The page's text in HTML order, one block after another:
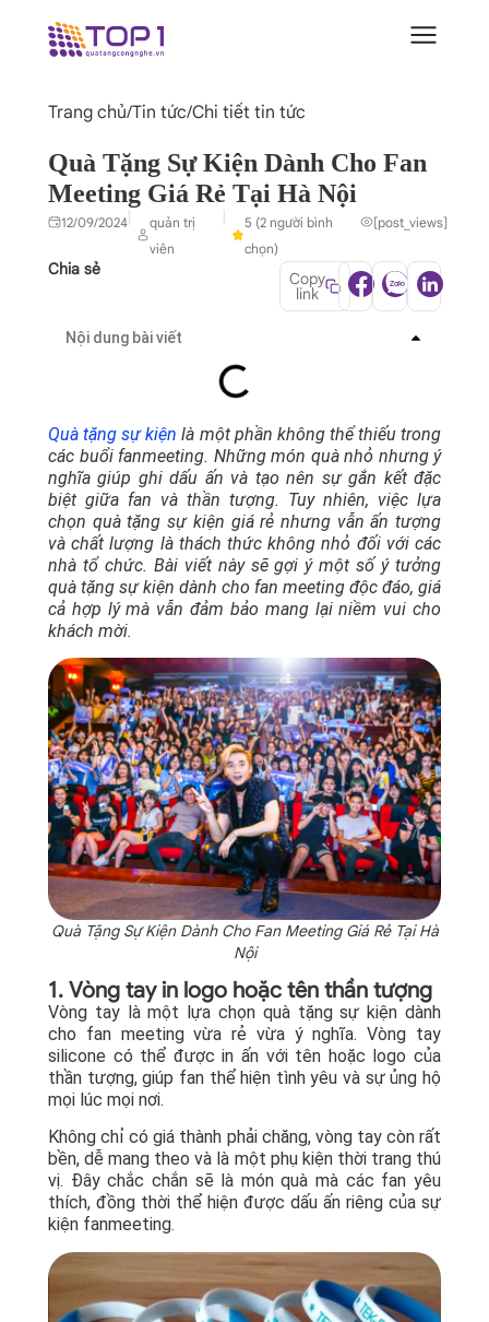
Trang chủ/Tin tức/Chi tiết tin tức
Quà Tặng Sự Kiện Dành Cho Fan
Meeting Giá Rẻ Tại Hà Nội
12/09/2024|
quản trị
viên
|
5 (2 người bình
chọn)
[post_views]
Chia sẻ Copy
link
Nội dung bài viết
Quà tặng sự kiện là một phần không thể thiếu trong
các buổi fanmeeting. Những món quà nhỏ nhưng ý
nghĩa giúp ghi dấu ấn và tạo nên sự gắn kết đặc
biệt giữa fan và thần tượng. Tuy nhiên, việc lựa
chọn quà tặng sự kiện giá rẻ nhưng vẫn ấn tượng
và chất lượng là thách thức không nhỏ đối với các
nhà tổ chức. Bài viết này sẽ gợi ý một số ý tưởng
quà tặng sự kiện dành cho fan meeting độc đáo, giá
cả hợp lý mà vẫn đảm bảo mang lại niềm vui cho
khách mời.
Quà Tặng Sự Kiện Dành Cho Fan Meeting Giá Rẻ Tại Hà
Nội
1. Vòng tay in logo hoặc tên thần tượng
Vòng tay là một lựa chọn quà tặng sự kiện dành
cho fan meeting vừa rẻ vừa ý nghĩa. Vòng tay
silicone có thể được in ấn với tên hoặc logo của
thần tượng, giúp fan thể hiện tình yêu và sự ủng hộ
mọi lúc mọi nơi.
Không chỉ có giá thành phải chăng, vòng tay còn rất
bền, dễ mang theo và là một phụ kiện thời trang thú
vị. Đây chắc chắn sẽ là món quà mà các fan yêu
thích, đồng thời thể hiện được dấu ấn riêng của sự
kiện fanmeeting.